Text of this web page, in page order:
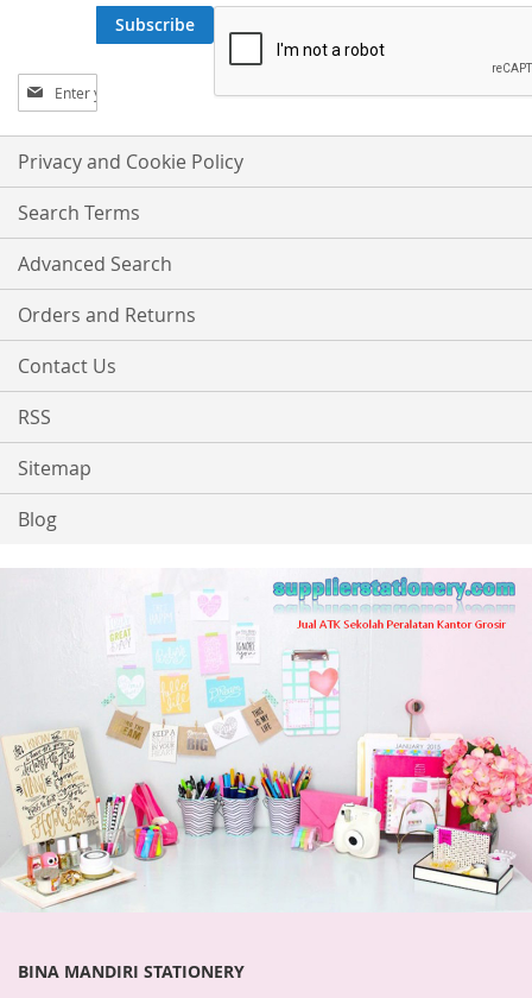
Sign
Up
for
Our
Newsletter:
Subscribe
Privacy and Cookie Policy
Search Terms
Advanced Search
Orders and Returns
Contact Us
RSS
Sitemap
Blog
BINA MANDIRI STATIONERY